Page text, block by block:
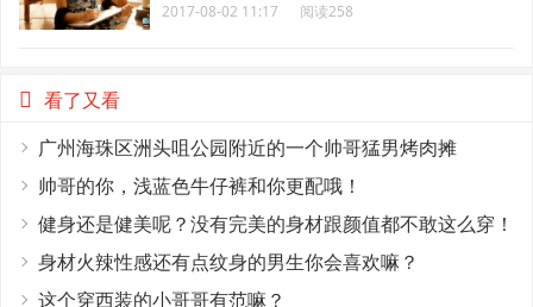
2017-08-02 11:17 阅读258
看了又看
广州海珠区洲头咀公园附近的一个帅哥猛男烤肉摊
帅哥的你，浅蓝色牛仔裤和你更配哦！
健身还是健美呢？没有完美的身材跟颜值都不敢这么穿！
身材火辣性感还有点纹身的男生你会喜欢嘛？
这个穿西装的小哥哥有范嘛？